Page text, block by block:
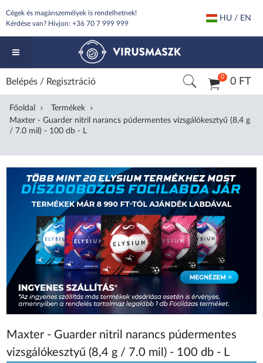
Cégek és magánszemélyek is rendelhetnek!
Kérdése van? Hívjon: +36 70 7 999 999
HU / EN
0 0 FT
Belépés / Regisztráció
Főoldal
Termékek
Maxter - Guarder nitril narancs púdermentes vizsgálókesztyű (8,4 g
/ 7.0 mil) - 100 db - L
Maxter - Guarder nitril narancs púdermentes
vizsgálókesztyű (8,4 g / 7.0 mil) - 100 db - L